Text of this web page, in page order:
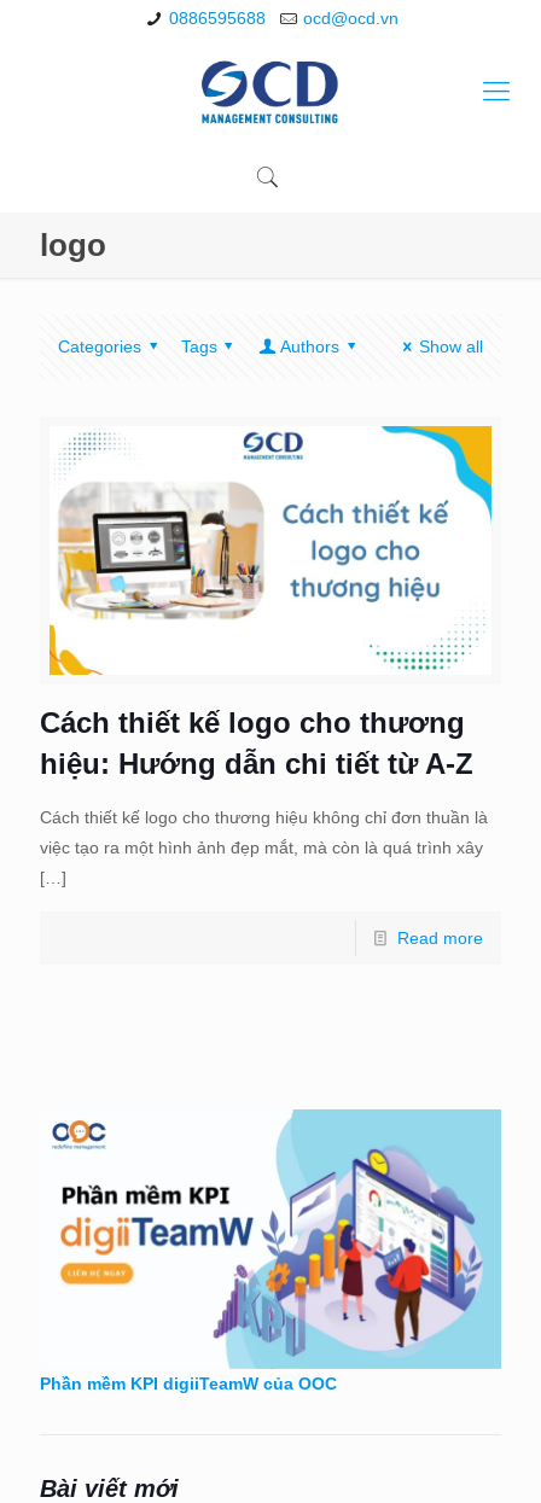
0886595688 ocd@ocd.vn
logo
Categories Tags Authors Show all
Cách thiết kế logo cho thương
hiệu: Hướng dẫn chi tiết từ A-Z
Cách thiết kế logo cho thương hiệu không chỉ đơn thuần là
việc tạo ra một hình ảnh đẹp mắt, mà còn là quá trình xây
[…]
Read more
Phần mềm KPI digiiTeamW của OOC
Bài viết mới